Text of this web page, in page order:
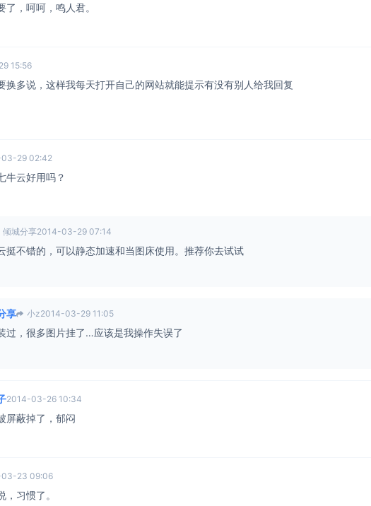
了，呵呵，鸣人君。
15:56
换多说，这样我每天打开自己的网站就能提示有没有别人给我回复
29 02:42
牛云好用吗？
倾城分享2014-03-29 07:14
挺不错的，可以静态加速和当图床使用。推荐你去试试
享 小z2014-03-29 11:05
过，很多图片挂了…应该是我操作失误了
2014-03-26 10:34
屏蔽掉了，郁闷
23 09:06
，习惯了。